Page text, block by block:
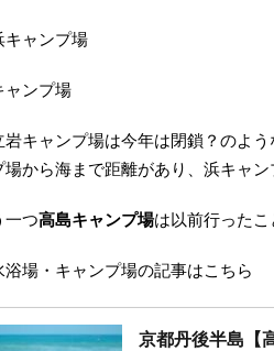
キャンプ場
ャンプ場
岩キャンプ場は今年は閉鎖？のよ
場から海まで距離があり、浜キャ
一つ高島キャンプ場は以前行ったこ
浴場・キャンプ場の記事はこちら
京都丹後半島【